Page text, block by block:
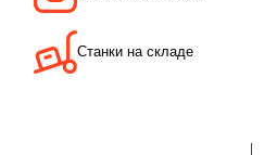
Станки на складе